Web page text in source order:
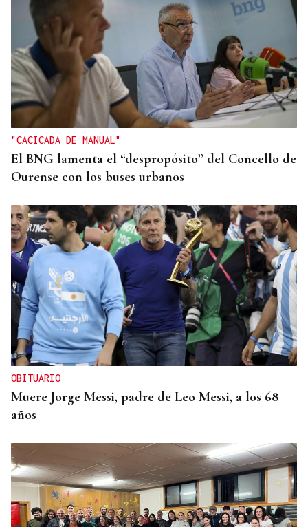
25 DE SEPTIEMBRE
El COB abrirá y cerrará la liga en el Pazo, ante el
Tizona y el Granada
"CACICADA DE MANUAL"
El BNG lamenta el “despropósito” del Concello de
Ourense con los buses urbanos
OBITUARIO
Muere Jorge Messi, padre de Leo Messi, a los 68
años